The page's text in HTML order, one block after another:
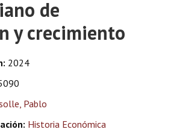
de
y crecimiento
2024
Pablo
Historia Económica